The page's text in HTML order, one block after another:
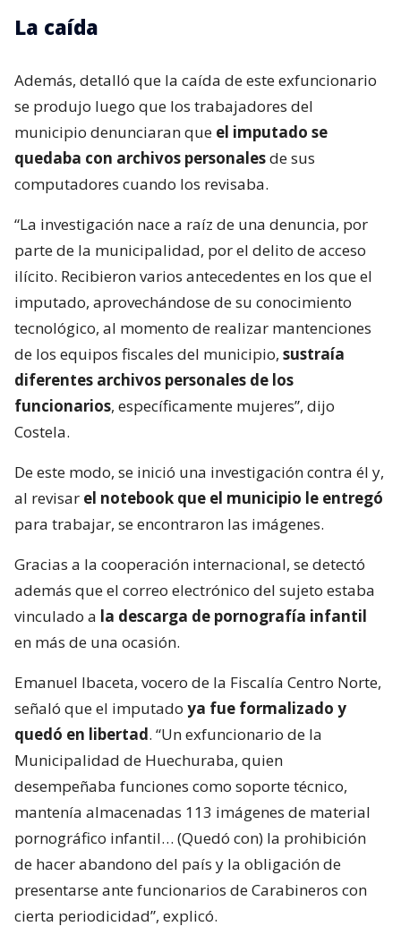
La caída
Además, detalló que la caída de este exfuncionario
se produjo luego que los trabajadores del
municipio denunciaran que el imputado se
quedaba con archivos personalesde sus
computadores cuando los revisaba.
“La investigación nace a raíz de una denuncia, por
parte de la municipalidad, por el delito de acceso
ilícito. Recibieron varios antecedentes en los que el
imputado, aprovechándose de su conocimiento
tecnológico, al momento de realizar mantenciones
de los equipos fiscales del municipio, sustraía
diferentes archivos personales de los
funcionarios, específicamente mujeres”, dijo
Costela.
De este modo, se inició una investigación contra él y,
al revisar el notebook que el municipio le entregó
para trabajar, se encontraron las imágenes.
Gracias a la cooperación internacional, se detectó
además que el correo electrónico del sujeto estaba
vinculado a la descarga de pornografía infantil
en más de una ocasión.
Emanuel Ibaceta, vocero de la Fiscalía Centro Norte,
señaló que el imputado ya fue formalizado y
quedó en libertad. “Un exfuncionario de la
Municipalidad de Huechuraba, quien
desempeñaba funciones como soporte técnico,
mantenía almacenadas 113 imágenes de material
pornográfico infantil… (Quedó con) la prohibición
de hacer abandono del país y la obligación de
presentarse ante funcionarios de Carabineros con
cierta periodicidad”, explicó.